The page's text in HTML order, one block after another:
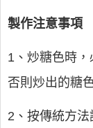
製作注意事項
1、炒糖色時，
否則炒出的糖
2、按傳統方